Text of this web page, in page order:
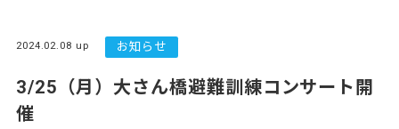
2024.02.08 up お知らせ
3/25（月）大さん橋避難訓練コンサート開
催